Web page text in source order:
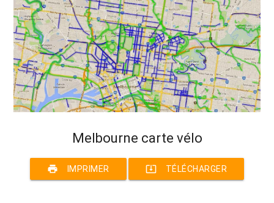
Melbourne carte vélo
print IMPRIMER system_update_alt TÉLÉCHARGER